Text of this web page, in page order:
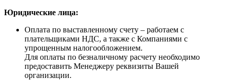
Юридические лица:
Оплата по выставленному счету – работаем с
плательщиками НДС, а также с Компаниями с
упрощенным налогообложением.
Для оплаты по безналичному расчету необходимо
предоставить Менеджеру реквизиты Вашей
организации.